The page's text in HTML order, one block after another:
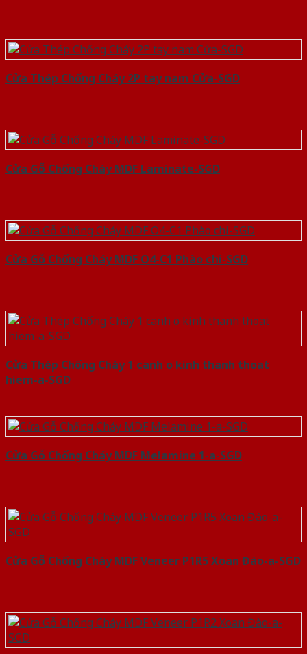
Cửa Thép Chống Cháy 2P tay nam Cửa-SGD
Cửa Gỗ Chống Cháy MDF Laminate-SGD
Cửa Gỗ Chống Cháy MDF O4-C1 Phào chi-SGD
Cửa Thép Chống Cháy 1 canh o kinh thanh thoat
hiem-a-SGD
Cửa Gỗ Chống Cháy MDF Melamine 1-a-SGD
Cửa Gỗ Chống Cháy MDF Veneer P1R5 Xoan Đào-a-SGD